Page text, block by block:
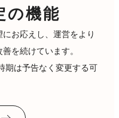
の機能
お応えし、運営をより
を続けています。
期は予告なく変更する可